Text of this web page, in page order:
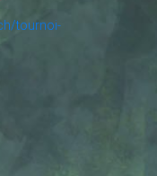
tournoi-